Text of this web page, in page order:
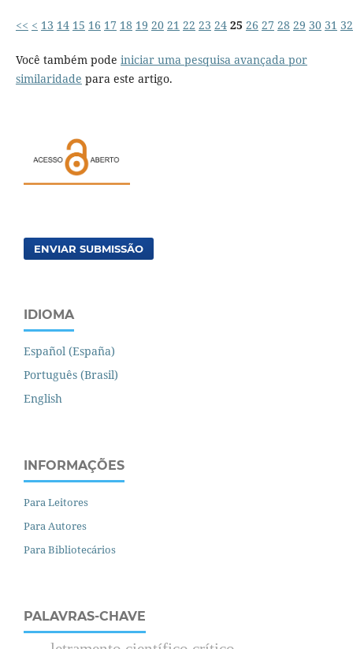
<< < 13 14 15 16 17 18 19 20 21 22 23 24 25 26 27 28 29 30 31 32
Você também pode iniciar uma pesquisa avançada por
similaridade para este artigo.
ENVIAR SUBMISSÃO
IDIOMA
Español (España)
Português (Brasil)
English
INFORMAÇÕES
Para Leitores
Para Autores
Para Bibliotecários
PALAVRAS-CHAVE